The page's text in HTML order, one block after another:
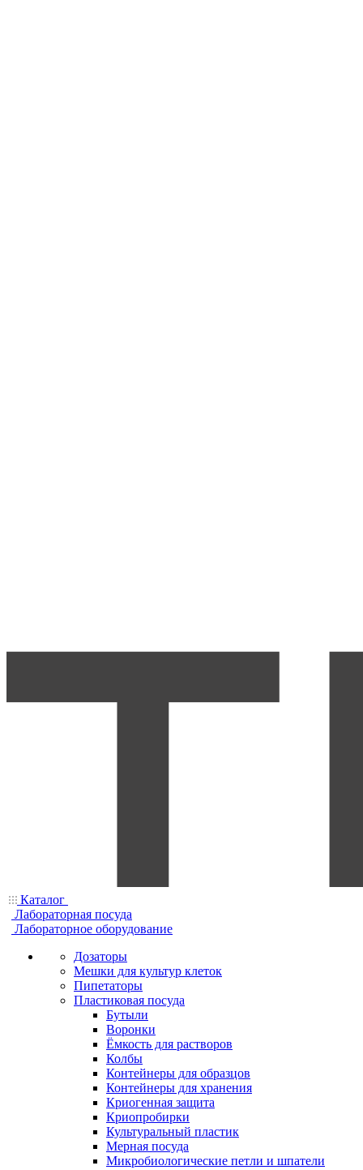
Каталог
Лабораторная посуда
Лабораторное оборудование
Дозаторы
Мешки для культур клеток
Пипетаторы
Пластиковая посуда
Бутыли
Воронки
Ёмкость для растворов
Колбы
Контейнеры для образцов
Контейнеры для хранения
Криогенная защита
Криопробирки
Культуральный пластик
Мерная посуда
Микробиологические петли и шпатели